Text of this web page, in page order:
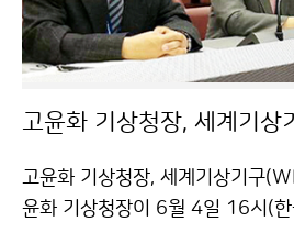
고윤화 기상청장, 세계기상기구
윤화 기상청장이 6월 4일 16시(